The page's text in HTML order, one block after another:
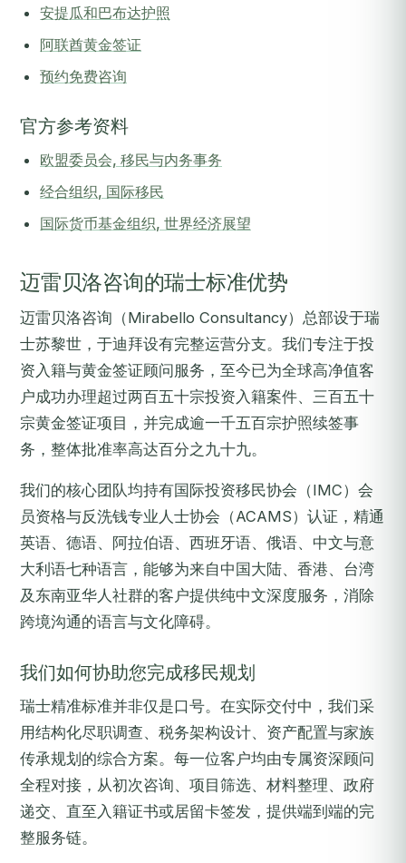
安提瓜和巴布达护照
阿联酋黄金签证
预约免费咨询
官方参考资料
欧盟委员会, 移民与内务事务
经合组织, 国际移民
国际货币基金组织, 世界经济展望
迈雷贝洛咨询的瑞士标准优势
迈雷贝洛咨询（Mirabello Consultancy）总部设于瑞
士苏黎世，于迪拜设有完整运营分支。我们专注于投
资入籍与黄金签证顾问服务，至今已为全球高净值客
户成功办理超过两百五十宗投资入籍案件、三百五十
宗黄金签证项目，并完成逾一千五百宗护照续签事
务，整体批准率高达百分之九十九。
我们的核心团队均持有国际投资移民协会（IMC）会
员资格与反洗钱专业人士协会（ACAMS）认证，精通
英语、德语、阿拉伯语、西班牙语、俄语、中文与意
大利语七种语言，能够为来自中国大陆、香港、台湾
及东南亚华人社群的客户提供纯中文深度服务，消除
跨境沟通的语言与文化障碍。
我们如何协助您完成移民规划
瑞士精准标准并非仅是口号。在实际交付中，我们采
用结构化尽职调查、税务架构设计、资产配置与家族
传承规划的综合方案。每一位客户均由专属资深顾问
全程对接，从初次咨询、项目筛选、材料整理、政府
递交、直至入籍证书或居留卡签发，提供端到端的完
整服务链。